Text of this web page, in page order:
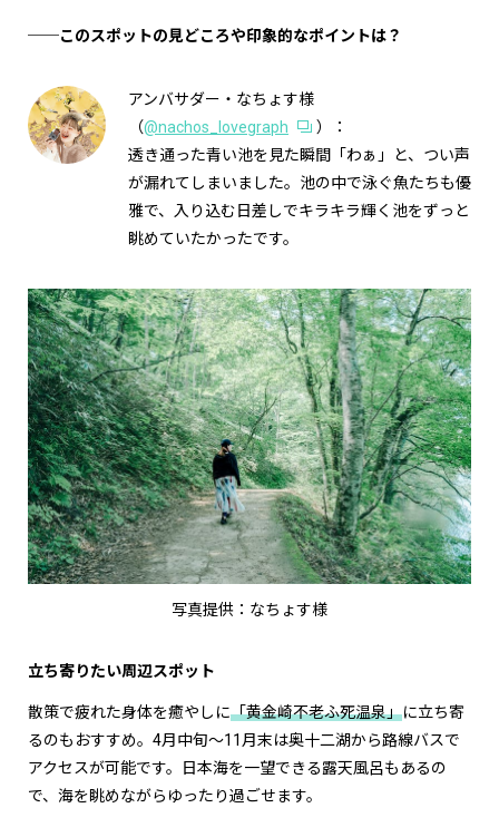
──このスポットの見どころや印象的なポイントは？
アンバサダー・なちょす様
（@nachos_lovegraph
）：
透き通った青い池を見た瞬間「わぁ」と、つい声
が漏れてしまいました。池の中で泳ぐ魚たちも優
雅で、入り込む日差しでキラキラ輝く池をずっと
眺めていたかったです。
写真提供：なちょす様
立ち寄りたい周辺スポット
散策で疲れた身体を癒やしに「黄金崎不老ふ死温泉」に立ち寄
るのもおすすめ。4月中旬～11月末は奥十二湖から路線バスで
アクセスが可能です。日本海を一望できる露天風呂もあるの
で、海を眺めながらゆったり過ごせます。